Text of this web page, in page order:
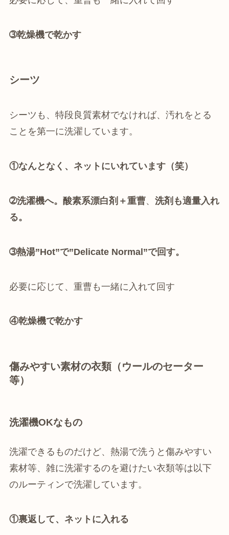
➂乾燥機で乾かす
シーツ
シーツも、特段良質素材でなければ、汚れをとる
ことを第一に洗濯しています。
①なんとなく、ネットにいれています（笑）
➁洗濯機へ。 酸素系漂白剤＋重曹、 洗剤も適量入れ
る。
➂熱湯”Hot”で”Delicate Normal”で回す。
必要に応じて、重曹も一緒に入れて回す
④乾燥機で乾かす
傷みやすい素材の衣類（ウールのセーター
等）
洗濯機OKなもの
洗濯できるものだけど、熱湯で洗うと傷みやすい
素材等、雑に洗濯するのを避けたい衣類等は以下
のルーティンで洗濯しています。
①裏返して、ネットに入れる